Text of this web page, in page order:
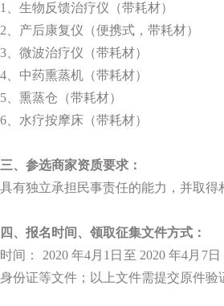
1、生物反馈治疗仪（带耗材）
2、产后康复仪（便携式，带耗材）
3、微波治疗仪（带耗材）
4、中药熏蒸机（带耗材）
5、熏蒸仓（带耗材）
6、水疗按摩床（带耗材）
三、参选商家资质要求：
具有独立承担民事责任的能力，并取
四、报名时间、领取征集文件方式：
时间： 2020 年4月1日至 2020 年4月7
身份证等文件；以上文件需提交原件